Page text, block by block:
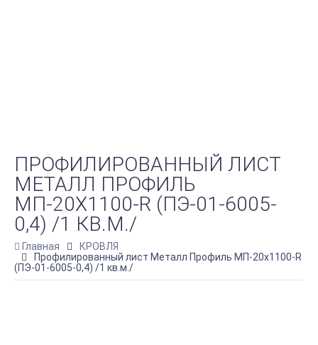
ПРОФИЛИРОВАННЫЙ ЛИСТ
МЕТАЛЛ ПРОФИЛЬ
МП-20Х1100-R (ПЭ-01-6005-
0,4) /1 КВ.М./
Главная
КРОВЛЯ
Профилированный лист Металл Профиль МП-20х1100-R
(ПЭ-01-6005-0,4) /1 кв.м./